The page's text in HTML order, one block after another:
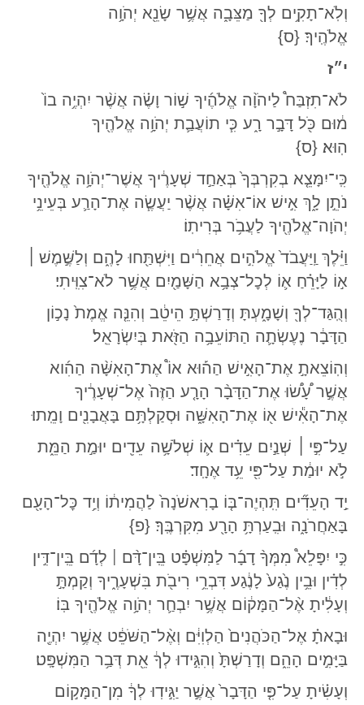
וְלֹֽא־תָקִ֥ים לְךָ֖ מַצֵּבָ֑ה אֲשֶׁ֥ר שָׂנֵ֖א יְהֹוָ֥ה
אֱלֹהֶֽיךָ׃ {ס}
י״ז
לֹא־תִזְבַּח֩ לַיהֹוָ֨ה אֱלֹהֶ֜יךָ שׁ֣וֹר וָשֶׂ֗ה אֲשֶׁ֨ר יִהְיֶ֥ה בוֹ֙
מ֔וּם כֹּ֖ל דָּבָ֣ר רָ֑ע כִּ֧י תוֹעֲבַ֛ת יְהֹוָ֥ה אֱלֹהֶ֖יךָ
הֽוּא׃ {ס}
כִּֽי־יִמָּצֵ֤א בְקִרְבְּךָ֙ בְּאַחַ֣ד שְׁעָרֶ֔יךָ אֲשֶׁר־יְהֹוָ֥ה אֱלֹהֶ֖יךָ
נֹתֵ֣ן לָ֑ךְ אִ֣ישׁ אוֹ־אִשָּׁ֗ה אֲשֶׁ֨ר יַעֲשֶׂ֧ה אֶת־הָרַ֛ע בְּעֵינֵ֥י
יְהֹוָה־אֱלֹהֶ֖יךָ לַעֲבֹ֥ר בְּרִיתֽוֹ׃
וַיֵּ֗לֶךְ וַֽיַּעֲבֹד֙ אֱלֹהִ֣ים אֲחֵרִ֔ים וַיִּשְׁתַּ֖חוּ לָהֶ֑ם וְלַשֶּׁ֣מֶשׁ
א֣וֹ לַיָּרֵ֗חַ א֛וֹ לְכׇל־צְבָ֥א הַשָּׁמַ֖יִם אֲשֶׁ֥ר לֹא־צִוִּֽיתִי׃
וְהֻֽגַּד־לְךָ֖ וְשָׁמָ֑עְתָּ וְדָרַשְׁתָּ֣ הֵיטֵ֔ב וְהִנֵּ֤ה אֱמֶת֙ נָכ֣וֹן
הַדָּבָ֔ר נֶעֶשְׂתָ֛ה הַתּוֹעֵבָ֥ה הַזֹּ֖את בְּיִשְׂרָאֵֽל׃
וְהֽוֹצֵאתָ֣ אֶת־הָאִ֣ישׁ הַה֡וּא אוֹ֩ אֶת־הָאִשָּׁ֨ה הַהִ֜וא
אֲשֶׁ֣ר עָ֠שׂ֠וּ אֶת־הַדָּבָ֨ר הָרָ֤ע הַזֶּה֙ אֶל־שְׁעָרֶ֔יךָ
אֶת־הָאִ֕ישׁ א֖וֹ אֶת־הָאִשָּׁ֑ה וּסְקַלְתָּ֥ם בָּאֲבָנִ֖ים וָמֵֽתוּ׃
עַל־פִּ֣י
שְׁנַ֣יִם עֵדִ֗ים א֛וֹ שְׁלֹשָׁ֥ה עֵדִ֖ים יוּמַ֣ת הַמֵּ֑ת
לֹ֣א יוּמַ֔ת עַל־פִּ֖י עֵ֥ד אֶחָֽד׃
יַ֣ד הָעֵדִ֞ים תִּֽהְיֶה־בּ֤וֹ בָרִאשֹׁנָה֙ לַהֲמִית֔וֹ וְיַ֥ד כׇּל־הָעָ֖ם
בָּאַחֲרֹנָ֑ה וּבִֽעַרְתָּ֥ הָרָ֖ע מִקִּרְבֶּֽךָ׃ {פ}
כִּ֣י יִפָּלֵא֩ מִמְּךָ֨ דָבָ֜ר לַמִּשְׁפָּ֗ט בֵּֽין־דָּ֨ם
לְדָ֜ם בֵּֽין־דִּ֣ין
לְדִ֗ין וּבֵ֥ין נֶ֙גַע֙ לָנֶ֔גַע דִּבְרֵ֥י רִיבֹ֖ת בִּשְׁעָרֶ֑יךָ וְקַמְתָּ֣
וְעָלִ֔יתָ אֶ֨ל־הַמָּק֔וֹם אֲשֶׁ֥ר יִבְחַ֛ר יְהֹוָ֥ה אֱלֹהֶ֖יךָ בּֽוֹ׃
וּבָאתָ֗ אֶל־הַכֹּהֲנִים֙ הַלְוִיִּ֔ם וְאֶ֨ל־הַשֹּׁפֵ֔ט אֲשֶׁ֥ר יִהְיֶ֖ה
בַּיָּמִ֣ים הָהֵ֑ם וְדָרַשְׁתָּ֙ וְהִגִּ֣ידוּ לְךָ֔ אֵ֖ת דְּבַ֥ר הַמִּשְׁפָּֽט׃
וְעָשִׂ֗יתָ עַל־פִּ֤י הַדָּבָר֙ אֲשֶׁ֣ר יַגִּ֣ידֽוּ לְךָ֔ מִן־הַמָּק֣וֹם